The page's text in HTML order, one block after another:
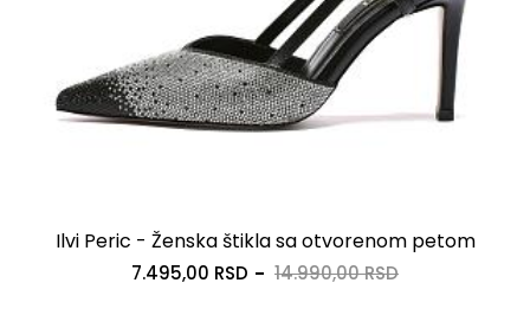
Ilvi Peric - Ženska štikla sa otvorenom petom
7.495,00 RSD 14.990,00 RSD